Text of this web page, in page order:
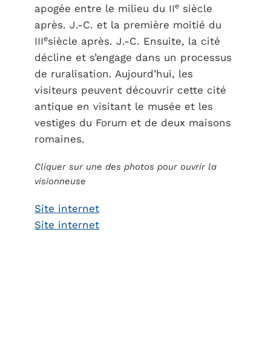
apogée entre le milieu du IIesiècle
après. J.-C. et la première moitié du
IIIesiècle après. J.-C. Ensuite, la cité
décline et s’engage dans un processus
de ruralisation. Aujourd’hui, les
visiteurs peuvent découvrir cette cité
antique en visitant le musée et les
vestiges du Forum et de deux maisons
romaines.
Cliquer sur une des photos pour ouvrir la
visionneuse
Site internet
Site internet